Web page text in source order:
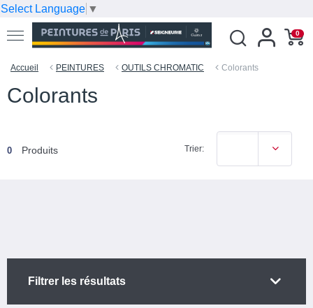
Select Language ▼
0
Accueil PEINTURES OUTILS CHROMATIC Colorants
Colorants
0 Produits Trier:
Filtrer les résultats